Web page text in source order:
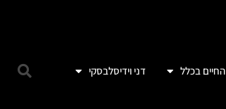
החיים בכלל דני וידיסלבסקי